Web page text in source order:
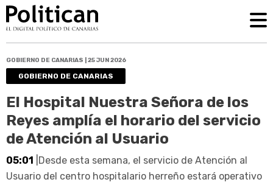
GOBIERNO DE CANARIAS | 25 JUN 2026
GOBIERNO DE CANARIAS
El Hospital Nuestra Señora de los
Reyes amplía el horario del servicio
de Atención al Usuario
05:01 |Desde esta semana, el servicio de Atención al
Usuario del centro hospitalario herreño estará operativo